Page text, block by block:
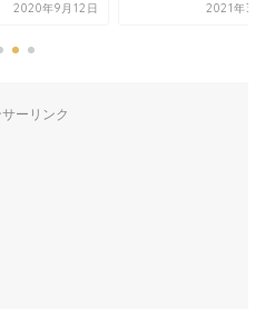
2020年9月12日 2021年3
ーリンク